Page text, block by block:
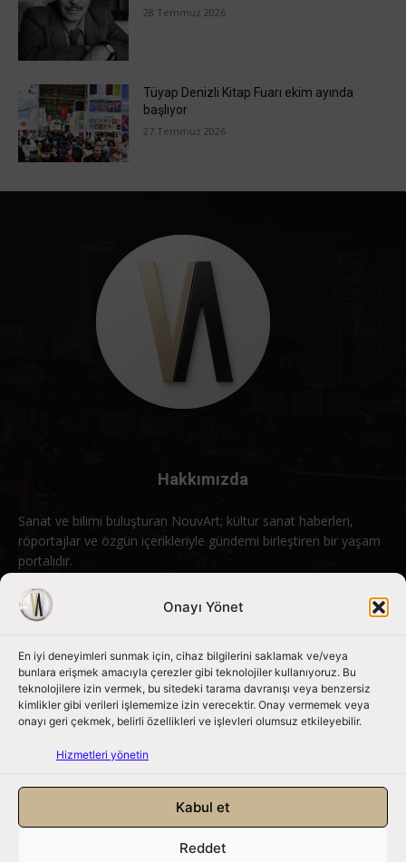
Onayı Yönet
En iyi deneyimleri sunmak için, cihaz bilgilerini saklamak ve/veya
bunlara erişmek amacıyla çerezler gibi teknolojiler kullanıyoruz. Bu
teknolojilere izin vermek, bu sitedeki tarama davranışı veya benzersiz
kimlikler gibi verileri işlememize izin verecektir. Onay vermemek veya
onayı geri çekmek, belirli özellikleri ve işlevleri olumsuz etkileyebilir.
Hizmetleri yönetin
Kabul et
Reddet
28 Temmuz 2026
Tüyap Denizli Kitap Fuarı ekim ayında
başlıyor
27 Temmuz 2026
Hakkımızda
Sanat ve bilimi buluşturan NouvArt; kültür sanat haberleri,
röportajlar ve özgün içerikleriyle gündemi birleştiren bir yaşam
portalıdır.
Bizimle iletişime geçin: info@nouvart.net
Bizi Takip Edin